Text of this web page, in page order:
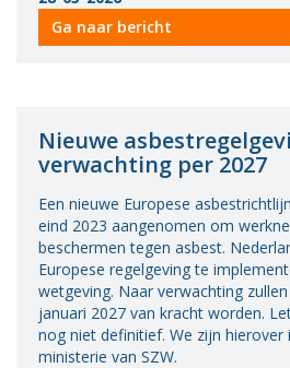
Vacatures
Ga naar bericht
Nieuwe
verwachting per 2027
Een nieuwe Europese
eind 2023 aangenomen om
beschermen tegen asbest.
Europese regelgeving te
wetgeving. Naar verwachting
januari 2027 van kracht worden.
nog niet definitief. We zijn
ministerie van SZW.